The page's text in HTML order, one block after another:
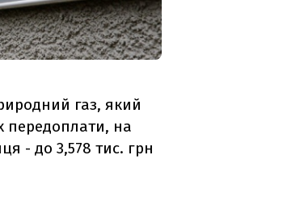
газ, який
передоплати, на
- до 3,578 тис. грн